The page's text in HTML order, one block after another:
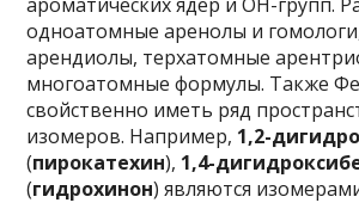
одноатомные аренолы и
арендиолы, терхатомные
многоатомные формулы. Также
свойственно иметь ряд
изомеров. Например, 1,2-
(пирокатехин), 1,4-
(гидрохинон) являются